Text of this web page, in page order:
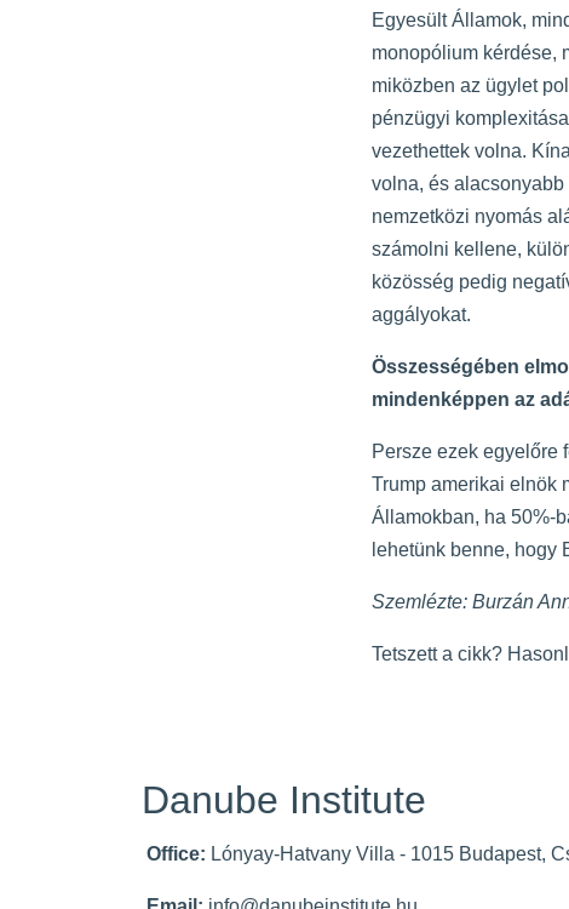
Egyesült Államok,
monopólium kérdése,
miközben az ügylet
pénzügyi
vezethettek volna.
volna, és
nemzetközi nyomás
számolni kellene,
közösség pedig
aggályokat.
Összességében
mindenképpen az
Persze ezek egyelőre
Trump amerikai elnök
Államokban, ha 50%-
lehetünk benne, hogy
Szemlézte: Burzán
Tetszett a cikk?
Danube Institute
Office: Lónyay-Hatvany Villa - 1015 Budapest,